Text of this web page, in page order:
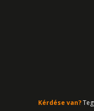
Kérdése van?